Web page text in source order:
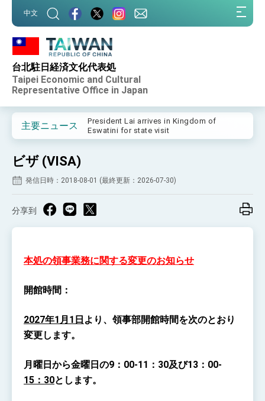
中文
台北駐日経済文化代表処
Taipei Economic and Cultural
Representative Office in Japan
主要ニュース
Important Remarks of the Ministry of
Foreign Affairs
Taiwan government to open office in
Arizona, advancing Taiwan-US exchanges
and cooperation
President Lai arrives in Kingdom of
Eswatini for state visit
VP Hsiao addresses 41st Space
Symposium
Year
President Lai interviewed by AFP
President Lai holds press conference on
Taiwan- US Economic Prosperity
President Lai meets US delegation led by
EY details tariff negotiations with U.S.
MOFA poll shows widespread support for
government diplomacy approach
President Lai delivers 2026 New Year’s
ビザ (VISA)
発信日時：2018-08-01 (最終更新：2026-07-30)
分享到
本処の領事業務に関する変更のお知らせ
開館時間：
2027年1 月 1 日 より、領事部開館時間を次のとおり
変更します。
月曜日から金曜日の9 ： 00-11 ： 30及び13 ： 00-
15 ： 30とします。